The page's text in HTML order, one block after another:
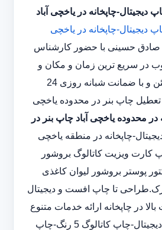
دیجیتال-چاپخانه در یاخچی آباد
دیجیتال-چاپخانه در یاخچی
آقای صادق حسینی با حضور کارشناس
در سریع ترین زمان و مکان و
ارزان تر از همه جا مطمئن و با ضمانت شبانه روزی 24
چاپ بنر در محدوده یاخچی
در محدوده یاخچی آباد چاپ بنر در
چاپخانه در منطقه یاخچی
کارت ویزیت کاتالوگ بروشور
پوستر بروشور لیوان کاغذی
تا چاپ افست و دیجیتال
در چاپخانه ارائه خدمات متنوع
چاپی :چاپ افست-چاپ دیجیتال-چاپ کاتالوگ 5 رنگ-چاپ